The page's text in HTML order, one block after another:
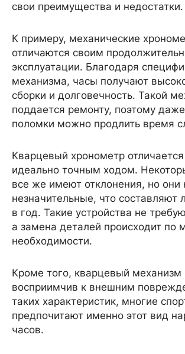
свои преимущества и недостатки.
К примеру, механические
отличаются своим
эксплуатации. Благодаря
механизма, часы получают
сборки и долговечность. Такой
поддается ремонту, поэтому
поломки можно продлить время
Кварцевый хронометр
идеально точным ходом.
все же имеют отклонения, но они
незначительные, что составляют
в год. Такие устройства не
а замена деталей происходит по
необходимости.
Кроме того, кварцевый механизм
восприимчив к внешним
таких характеристик, многие
предпочитают именно этот вид
часов.